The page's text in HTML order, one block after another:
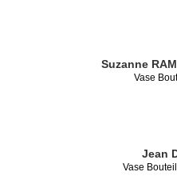
Suzanne
Vase
Jean
Vase